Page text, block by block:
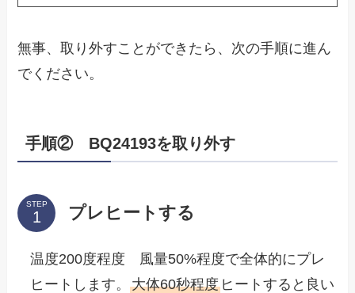
無事、取り外すことができたら、次の手順に進ん
でください。
手順② BQ24193を取り外す
STEP プレヒートする
温度200度程度 風量50%程度で全体的にプレ
ヒートします。大体60秒程度 ヒートすると良い